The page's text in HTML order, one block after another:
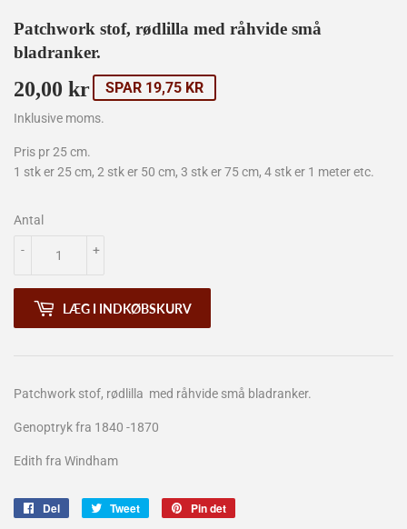
Patchwork stof, rødlilla med råhvide små
bladranker.
20,00 kr 20,00
kr
SPAR 19,75 KR
Inklusive moms.
Pris pr 25 cm.
1 stk er 25 cm, 2 stk er 50 cm, 3 stk er 75 cm, 4 stk er 1 meter etc.
Antal
+
-
LÆG I INDKØBSKURV
Patchwork stof, rødlilla med råhvide små bladranker.
Genoptryk fra 1840 -1870
Edith fra Windham
Del Tweet
Tweet
Pin det